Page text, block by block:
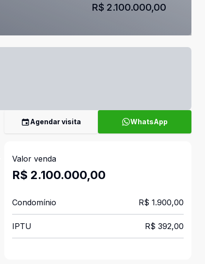
R$ 2.100.000,00
Agendar visita WhatsApp
Valor venda
R$ 2.100.000,00
Condomínio R$ 1.900,00
IPTU R$ 392,00